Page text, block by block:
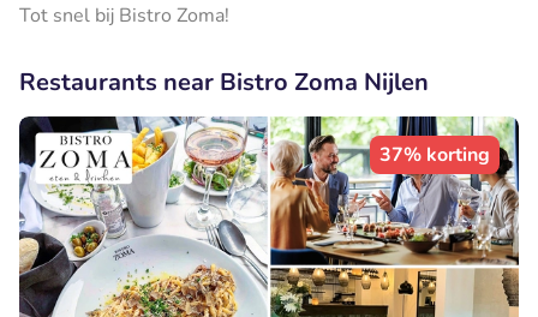
Tot snel bij Bistro Zoma!
Restaurants near Bistro Zoma Nijlen
37% korting